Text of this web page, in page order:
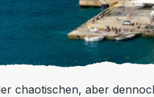
chaotischen, aber